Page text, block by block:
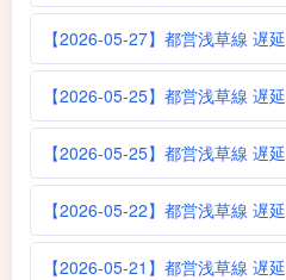
【2026-05-27】都営浅草線 遅延
【2026-05-25】都営浅草線 遅延
【2026-05-25】都営浅草線 遅延
【2026-05-22】都営浅草線 遅延
【2026-05-21】都営浅草線 遅延